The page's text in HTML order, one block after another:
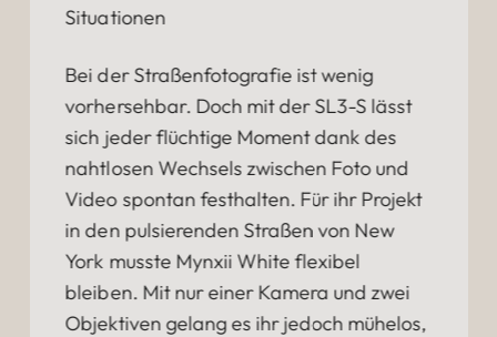
Situationen
Bei der Straßenfotografie ist wenig
vorhersehbar. Doch mit der SL3-S lässt
sich jeder flüchtige Moment dank des
nahtlosen Wechsels zwischen Foto und
Video spontan festhalten. Für ihr Projekt
in den pulsierenden Straßen von New
York musste Mynxii White flexibel
bleiben. Mit nur einer Kamera und zwei
Objektiven gelang es ihr jedoch mühelos,